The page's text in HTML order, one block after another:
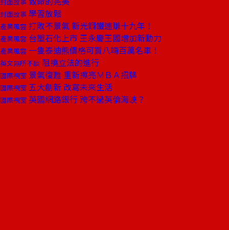
封面故事 學習放鬆
產業風雲 打敗不景氣 新光鋼鐵連賺十九年！
產業風雲 台塑石化上市 王永慶王國增加新動力
產業風雲 一隻泰迪熊價格可買八輛百萬名車！
英文無所不談 阻撓立法的進行
國際視窗 景氣復甦 重新擦亮ＭＢＡ招牌
國際視窗 五大創新 改寫未來生活
國際視窗 英國網路銀行 跨不過英倫海峽？